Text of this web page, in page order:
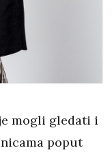
mogli gledati i
poput